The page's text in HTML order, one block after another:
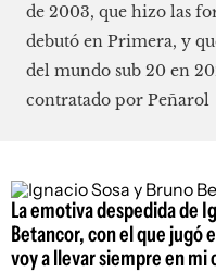
de 2003, que hizo las
debutó en Primera, y
del mundo sub 20 en
contratado por Peñarol
La emotiva despedida de
Betancor, con el que jugó
voy a llevar siempre en mi